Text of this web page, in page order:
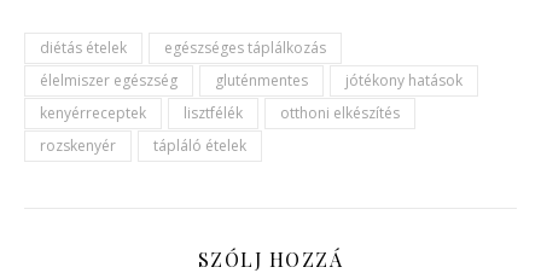
diétás ételek
egészséges táplálkozás
élelmiszer egészség
gluténmentes
jótékony hatások
kenyérreceptek
lisztfélék
otthoni elkészítés
rozskenyér
tápláló ételek
SZÓLJ HOZZÁ